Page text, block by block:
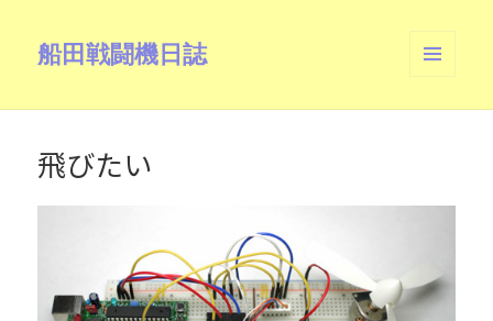
船田戦闘機日誌
ーとウ
飛びたい